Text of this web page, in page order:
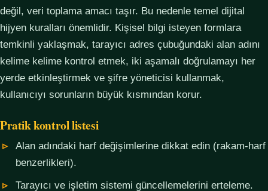
değil, veri toplama amacı taşır. Bu nedenle temel dijital
hijyen kuralları önemlidir. Kişisel bilgi isteyen formlara
temkinli yaklaşmak, tarayıcı adres çubuğundaki alan adını
kelime kelime kontrol etmek, iki aşamalı doğrulamayı her
yerde etkinleştirmek ve şifre yöneticisi kullanmak,
kullanıcıyı sorunların büyük kısmından korur.
Pratik kontrol listesi
Alan adındaki harf değişimlerine dikkat edin (rakam-harf
benzerlikleri).
Tarayıcı ve işletim sistemi güncellemelerini erteleme.